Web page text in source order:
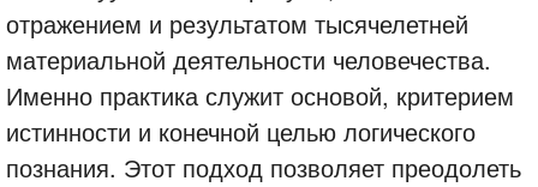
отражением и результатом тысячелетней
материальной деятельности человечества.
Именно практика служит основой, критерием
истинности и конечной целью логического
познания. Этот подход позволяет преодолеть